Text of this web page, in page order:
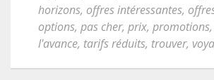
horizons, offres intéressantes,
options, pas cher, prix, promotions,
l'avance, tarifs réduits, trouver,